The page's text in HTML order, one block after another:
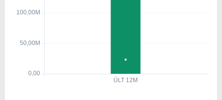
relevante para sua inserção no mercado de
plataformas de e-commerce integradas. Em 2012, a